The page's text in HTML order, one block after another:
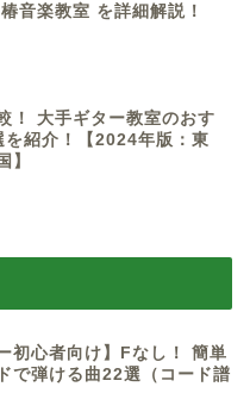
音楽教室 を詳細解説！
！ 大手ギター教室のおす
を紹介！【2024年版：東
】
初心者向け】Fなし！ 簡単
で弾ける曲22選（コード譜